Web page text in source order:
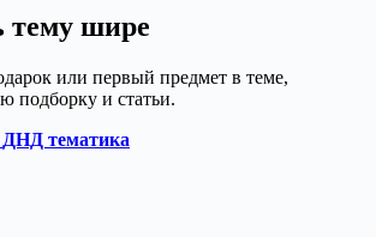
тему шире
или первый предмет в теме,
подборку и статьи.
ДНД тематика